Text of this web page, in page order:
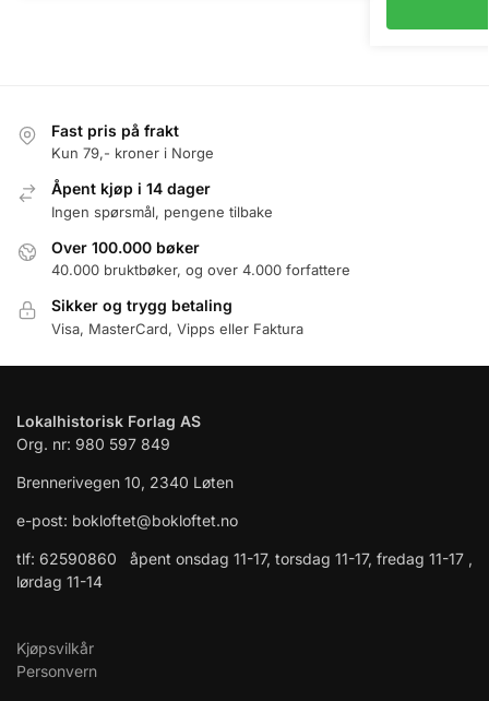
Fast pris på frakt
Kun 79,- kroner i Norge
Åpent kjøp i 14 dager
Ingen spørsmål, pengene tilbake
Over 100.000 bøker
40.000 bruktbøker, og over 4.000 forfattere
Sikker og trygg betaling
Visa, MasterCard, Vipps eller Faktura
Lokalhistorisk Forlag AS
Org. nr: 980 597 849
Brennerivegen 10, 2340 Løten
e-post: bokloftet@bokloftet.no
tlf: 62590860 åpent onsdag 11-17, torsdag 11-17, fredag 11-17 ,
lørdag 11-14
Kjøpsvilkår
Personvern